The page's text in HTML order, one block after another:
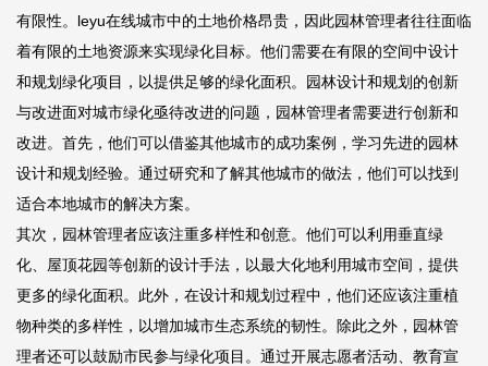
有限性。 leyu在线城市中的土地价格昂贵，因此园林管理者往往面临
着有限的土地资源来实现绿化目标。他们需要在有限的空间中设计
和规划绿化项目，以提供足够的绿化面积。园林设计和规划的创新
与改进面对城市绿化亟待改进的问题，园林管理者需要进行创新和
改进。首先，他们可以借鉴其他城市的成功案例，学习先进的园林
设计和规划经验。通过研究和了解其他城市的做法，他们可以找到
适合本地城市的解决方案。
其次，园林管理者应该注重多样性和创意。他们可以利用垂直绿
化、屋顶花园等创新的设计手法，以最大化地利用城市空间，提供
更多的绿化面积。此外，在设计和规划过程中，他们还应该注重植
物种类的多样性，以增加城市生态系统的韧性。除此之外，园林管
理者还可以鼓励市民参与绿化项目。通过开展志愿者活动、教育宣